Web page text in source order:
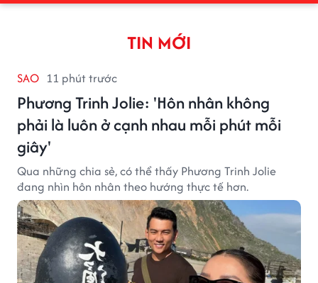
TIN MỚI
SAO 11 phút trước
Phương Trinh Jolie: 'Hôn nhân không
phải là luôn ở cạnh nhau mỗi phút mỗi
giây'
Qua những chia sẻ, có thể thấy Phương Trinh Jolie
đang nhìn hôn nhân theo hướng thực tế hơn.